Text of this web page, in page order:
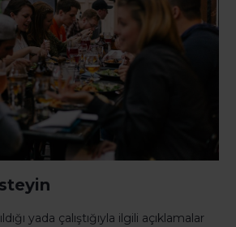
yada çalıştığıyla ilgili açıklamalar